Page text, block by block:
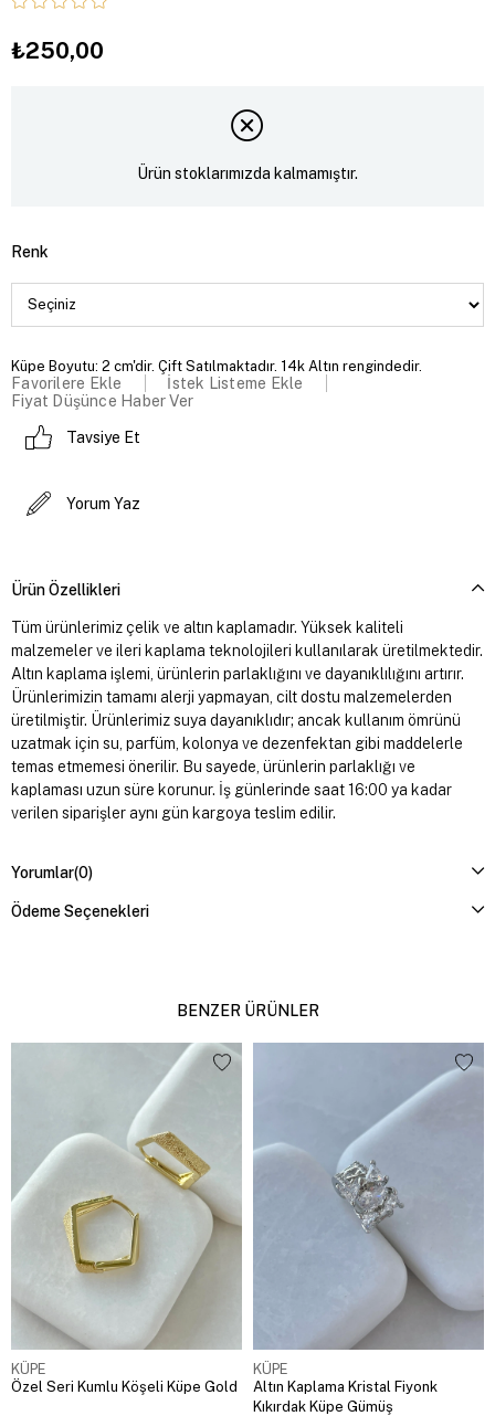
₺250,00
Ürün stoklarımızda kalmamıştır.
Renk
Küpe Boyutu: 2 cm'dir. Çift Satılmaktadır. 14k Altın rengindedir.
Favorilere Ekle
İstek Listeme Ekle
Fiyat Düşünce Haber Ver
Tavsiye Et
Yorum Yaz
Ürün Özellikleri
Tüm ürünlerimiz çelik ve altın kaplamadır. Yüksek kaliteli
malzemeler ve ileri kaplama teknolojileri kullanılarak üretilmektedir.
Altın kaplama işlemi, ürünlerin parlaklığını ve dayanıklılığını artırır.
Ürünlerimizin tamamı alerji yapmayan, cilt dostu malzemelerden
üretilmiştir. Ürünlerimiz suya dayanıklıdır; ancak kullanım ömrünü
uzatmak için su, parfüm, kolonya ve dezenfektan gibi maddelerle
temas etmemesi önerilir. Bu sayede, ürünlerin parlaklığı ve
kaplaması uzun süre korunur. İş günlerinde saat 16:00 ya kadar
verilen siparişler aynı gün kargoya teslim edilir.
Yorumlar(0)
Ödeme Seçenekleri
BENZER ÜRÜNLER
KÜPE
Özel Seri Kumlu Köşeli Küpe Gold
KÜPE
Altın Kaplama Kristal Fiyonk
Kıkırdak Küpe Gümüş